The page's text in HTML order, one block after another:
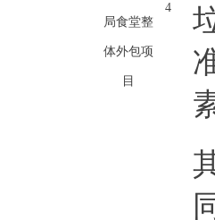
局食堂整
体外包项
目
4